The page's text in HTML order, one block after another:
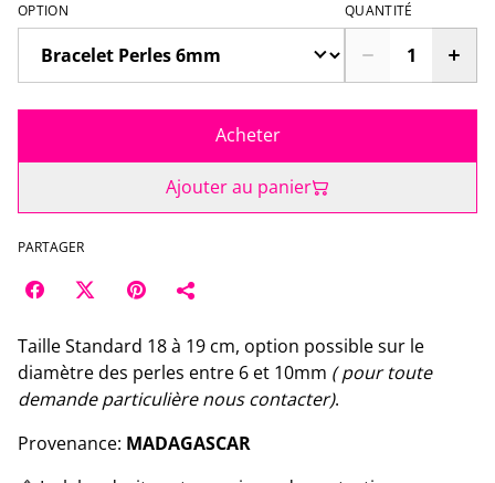
OPTION QUANTITÉ
Acheter
Ajouter au panier
PARTAGER
Taille Standard 18 à 19 cm, option possible sur le
diamètre des perles entre 6 et 10mm ( pour toute
demande particulière nous contacter).
Provenance: MADAGASCAR